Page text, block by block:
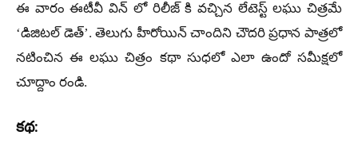
ఈ వారం ఈటీవీ విన్ లో రిలీజ్ కి వచ్చిన లేటెస్ట్ లఘు చిత్రమే
‘డిజిటల్ డెత్’. తెలుగు హీరోయిన్ చాందిని చౌదరి ప్రధాన పాత్రలో
నటించిన ఈ లఘు చిత్రం కథా సుధలో ఎలా ఉందో సమీక్షలో
చూద్దాం రండి.
కథ: